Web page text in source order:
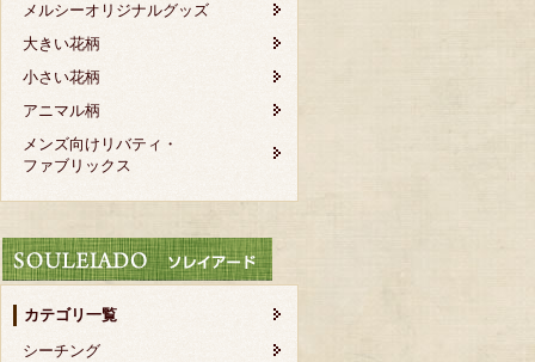
メルシーオリジナルグッズ
大きい花柄
小さい花柄
アニマル柄
メンズ向けリバティ・
ファブリックス
カテゴリ一覧
シーチング